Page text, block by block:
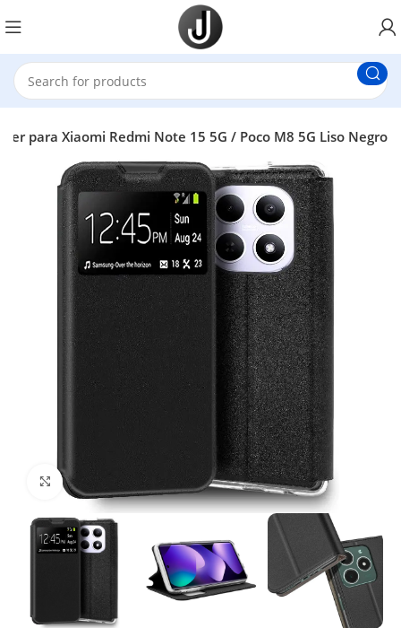
para Xiaomi Redmi Note 15 5G / Poco M8 5G Liso Negro
Click to enlarge